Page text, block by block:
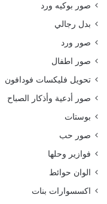
صور بوكيه ورد
بدل رجالي
صور ورد
صور اطفال
تحويل فليكسات فودافون
صور أدعية وأذكار الصباح
بوستات
صور حب
فوازير وحلها
الوان حوائط
اكسسوارات بنات